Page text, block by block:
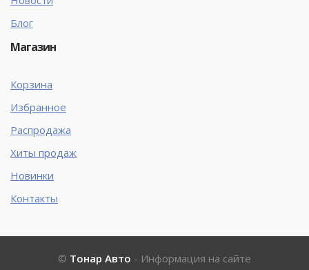
Блог
Магазин
Корзина
Избранное
Распродажа
Хиты продаж
Новинки
Контакты
© Тонар Авто - Информация на сайте